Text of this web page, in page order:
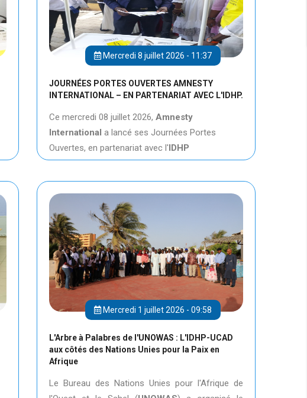
Mercredi 8 juillet 2026 - 11:37
JOURNÉES PORTES OUVERTES AMNESTY
INTERNATIONAL – EN PARTENARIAT AVEC L'IDHP.
Ce mercredi 08 juillet 2026, Amnesty
International a lancé ses Journées Portes
Ouvertes, en partenariat avec l'IDHP
Mercredi 1 juillet 2026 - 09:58
L'Arbre à Palabres de l'UNOWAS : L'IDHP-UCAD
aux côtés des Nations Unies pour la Paix en
Afrique
Le Bureau des Nations Unies pour l'Afrique de